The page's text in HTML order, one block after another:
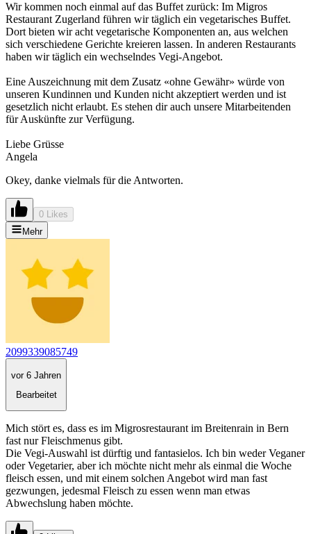
Wir kommen noch einmal auf das Buffet zurück: Im Migros
Restaurant Zugerland führen wir täglich ein vegetarisches Buffet.
Dort bieten wir acht vegetarische Komponenten an, aus welchen
sich verschiedene Gerichte kreieren lassen. In anderen Restaurants
haben wir täglich ein wechselndes Vegi-Angebot.
Eine Auszeichnung mit dem Zusatz «ohne Gewähr» würde von
unseren Kundinnen und Kunden nicht akzeptiert werden und ist
gesetzlich nicht erlaubt. Es stehen dir auch unsere Mitarbeitenden
für Auskünfte zur Verfügung.
Liebe Grüsse
Angela
Okey, danke vielmals für die Antworten.
0 Likes
Mehr
2099339085749
vor 6 Jahren
Bearbeitet
Mich stört es, dass es im Migrosrestaurant im Breitenrain in Bern
fast nur Fleischmenus gibt.
Die Vegi-Auswahl ist dürftig und fantasielos. Ich bin weder Veganer
oder Vegetarier, aber ich möchte nicht mehr als einmal die Woche
fleisch essen, und mit einem solchen Angebot wird man fast
gezwungen, jedesmal Fleisch zu essen wenn man etwas
Abwechslung haben möchte.